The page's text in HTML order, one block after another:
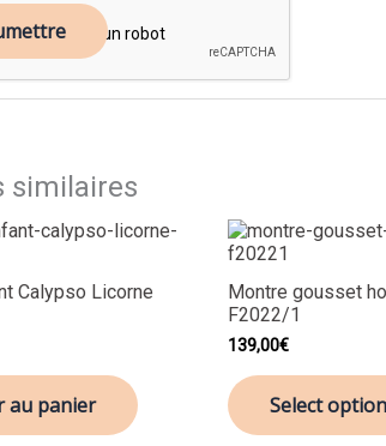
similaires
Calypso Licorne
au panier
Montre gousset
F2022/1
139,00€
Select